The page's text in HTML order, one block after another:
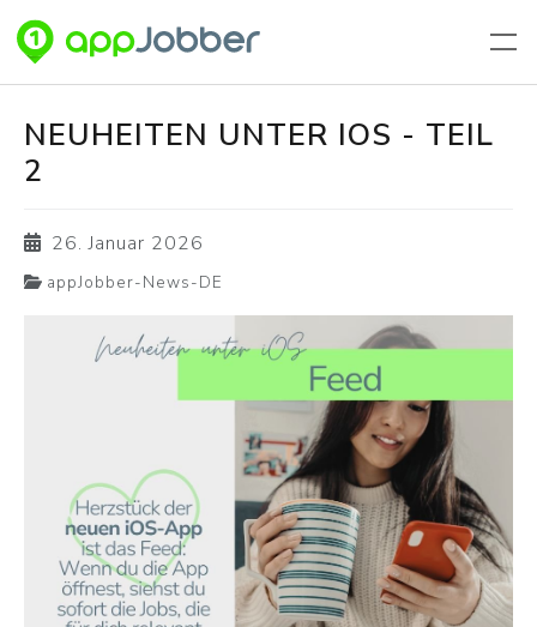
NEUHEITEN UNTER IOS - TEIL
2
26. Januar 2026
appJobber-News-DE